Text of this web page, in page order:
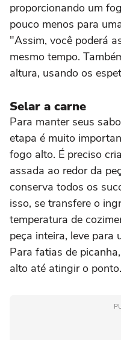
proporcionando um
pouco menos para
"Assim, você poderá
mesmo tempo.
altura, usando os
Selar a carne
Para manter seus
etapa é muito
fogo alto. É preciso
assada ao redor da
conserva todos os
isso, se transfere o
temperatura de
peça inteira, leve para
Para fatias de
alto até atingir o ponto.